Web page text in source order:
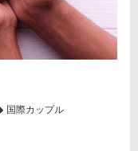
国際カップル